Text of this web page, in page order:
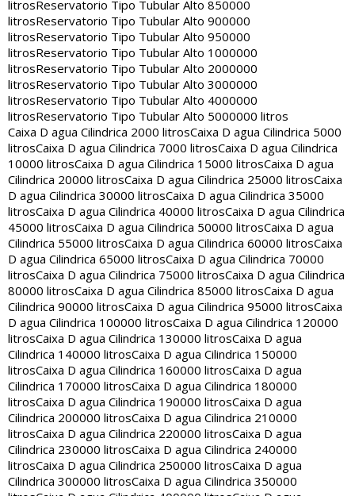
litrosReservatorio Tipo Tubular Alto 850000
litrosReservatorio Tipo Tubular Alto 900000
litrosReservatorio Tipo Tubular Alto 950000
litrosReservatorio Tipo Tubular Alto 1000000
litrosReservatorio Tipo Tubular Alto 2000000
litrosReservatorio Tipo Tubular Alto 3000000
litrosReservatorio Tipo Tubular Alto 4000000
litrosReservatorio Tipo Tubular Alto 5000000 litros
Caixa D agua Cilindrica 2000 litrosCaixa D agua Cilindrica 5000
litrosCaixa D agua Cilindrica 7000 litrosCaixa D agua Cilindrica
10000 litrosCaixa D agua Cilindrica 15000 litrosCaixa D agua
Cilindrica 20000 litrosCaixa D agua Cilindrica 25000 litrosCaixa
D agua Cilindrica 30000 litrosCaixa D agua Cilindrica 35000
litrosCaixa D agua Cilindrica 40000 litrosCaixa D agua Cilindrica
45000 litrosCaixa D agua Cilindrica 50000 litrosCaixa D agua
Cilindrica 55000 litrosCaixa D agua Cilindrica 60000 litrosCaixa
D agua Cilindrica 65000 litrosCaixa D agua Cilindrica 70000
litrosCaixa D agua Cilindrica 75000 litrosCaixa D agua Cilindrica
80000 litrosCaixa D agua Cilindrica 85000 litrosCaixa D agua
Cilindrica 90000 litrosCaixa D agua Cilindrica 95000 litrosCaixa
D agua Cilindrica 100000 litrosCaixa D agua Cilindrica 120000
litrosCaixa D agua Cilindrica 130000 litrosCaixa D agua
Cilindrica 140000 litrosCaixa D agua Cilindrica 150000
litrosCaixa D agua Cilindrica 160000 litrosCaixa D agua
Cilindrica 170000 litrosCaixa D agua Cilindrica 180000
litrosCaixa D agua Cilindrica 190000 litrosCaixa D agua
Cilindrica 200000 litrosCaixa D agua Cilindrica 210000
litrosCaixa D agua Cilindrica 220000 litrosCaixa D agua
Cilindrica 230000 litrosCaixa D agua Cilindrica 240000
litrosCaixa D agua Cilindrica 250000 litrosCaixa D agua
Cilindrica 300000 litrosCaixa D agua Cilindrica 350000